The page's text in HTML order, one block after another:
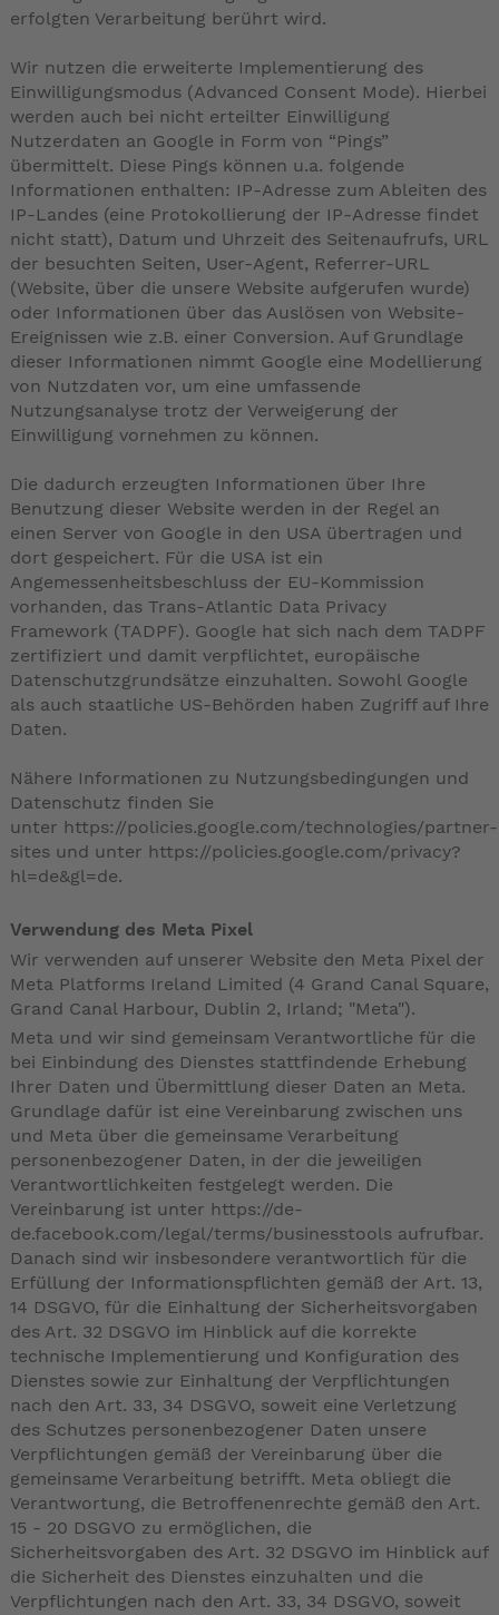
erfolgten Verarbeitung berührt wird.
Wir nutzen die erweiterte Implementierung des
Einwilligungsmodus (Advanced Consent Mode). Hierbei
werden auch bei nicht erteilter Einwilligung
Nutzerdaten an Google in Form von “Pings”
übermittelt. Diese Pings können u.a. folgende
Informationen enthalten: IP-Adresse zum Ableiten des
IP-Landes (eine Protokollierung der IP-Adresse findet
nicht statt), Datum und Uhrzeit des Seitenaufrufs, URL
der besuchten Seiten, User-Agent, Referrer-URL
(Website, über die unsere Website aufgerufen wurde)
oder Informationen über das Auslösen von Website-
Ereignissen wie z.B. einer Conversion. Auf Grundlage
dieser Informationen nimmt Google eine Modellierung
von Nutzdaten vor, um eine umfassende
Nutzungsanalyse trotz der Verweigerung der
Einwilligung vornehmen zu können.
Die dadurch erzeugten Informationen über Ihre
Benutzung dieser Website werden in der Regel an
einen Server von Google in den USA übertragen und
dort gespeichert. Für die USA ist ein
Angemessenheitsbeschluss der EU-Kommission
vorhanden, das Trans-Atlantic Data Privacy
Framework (TADPF). Google hat sich nach dem TADPF
zertifiziert und damit verpflichtet, europäische
Datenschutzgrundsätze einzuhalten. Sowohl Google
als auch staatliche US-Behörden haben Zugriff auf Ihre
Daten.
Nähere Informationen zu Nutzungsbedingungen und
Datenschutz finden Sie
unter https://policies.google.com/technologies/partner-
sitesund unter https://policies.google.com/privacy?
hl=de&gl=de.
Verwendung des Meta Pixel
Wir verwenden auf unserer Website den Meta Pixel der
Meta Platforms Ireland Limited (4 Grand Canal Square,
Grand Canal Harbour, Dublin 2, Irland; "Meta").
Meta und wir sind gemeinsam Verantwortliche für die
bei Einbindung des Dienstes stattfindende Erhebung
Ihrer Daten und Übermittlung dieser Daten an Meta.
Grundlage dafür ist eine Vereinbarung zwischen uns
und Meta über die gemeinsame Verarbeitung
personenbezogener Daten, in der die jeweiligen
Verantwortlichkeiten festgelegt werden. Die
Vereinbarung ist unter https://de-
de.facebook.com/legal/terms/businesstoolsaufrufbar.
Danach sind wir insbesondere verantwortlich für die
Erfüllung der Informationspflichten gemäß der Art. 13,
14 DSGVO, für die Einhaltung der Sicherheitsvorgaben
des Art. 32 DSGVO im Hinblick auf die korrekte
technische Implementierung und Konfiguration des
Dienstes sowie zur Einhaltung der Verpflichtungen
nach den Art. 33, 34 DSGVO, soweit eine Verletzung
des Schutzes personenbezogener Daten unsere
Verpflichtungen gemäß der Vereinbarung über die
gemeinsame Verarbeitung betrifft. Meta obliegt die
Verantwortung, die Betroffenenrechte gemäß den Art.
15 - 20 DSGVO zu ermöglichen, die
Sicherheitsvorgaben des Art. 32 DSGVO im Hinblick auf
die Sicherheit des Dienstes einzuhalten und die
Verpflichtungen nach den Art. 33, 34 DSGVO, soweit